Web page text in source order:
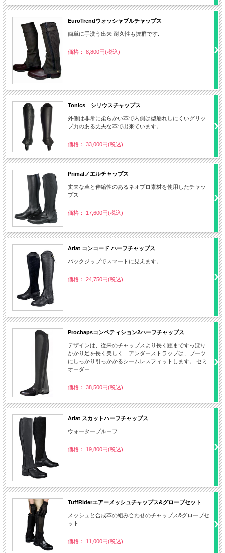
EuroTrendウォッシャブルチャップス
簡単に手洗う出来 耐久性も抜群です.
価格： 8,800円(税込)
Tonics シリウスチャップス
外側は非常に柔らかい革で内側は型崩れしにくいグリッ
プ力のある丈夫な革で出来ています。
価格： 33,000円(税込)
Primalノエルチャップス
丈夫な革と伸縮性のあるネオプロ素材を使用したチャッ
プス
価格： 17,600円(税込)
Ariat コンコード ハーフチャップス
バックジップでスマートに見えます。
価格： 24,750円(税込)
Prochapsコンペティション2ハーフチャップス
デザインは、従来のチャップスより長く踵まですっぽり
かかり足を長く美しく アンダーストラップは、ブーツ
にしっかり引っかかるシームレスフィットします。 セミ
オーダー
価格： 38,500円(税込)
Ariat スカットハーフチャップス
ウォータープルーフ
価格： 19,800円(税込)
TuffRiderエアーメッシュチャップス&グローブセット
メッシュと合成革の組み合わせのチャップス&グローブセ
ット
価格： 11,000円(税込)